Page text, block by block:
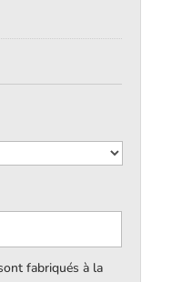
fabriqués à la